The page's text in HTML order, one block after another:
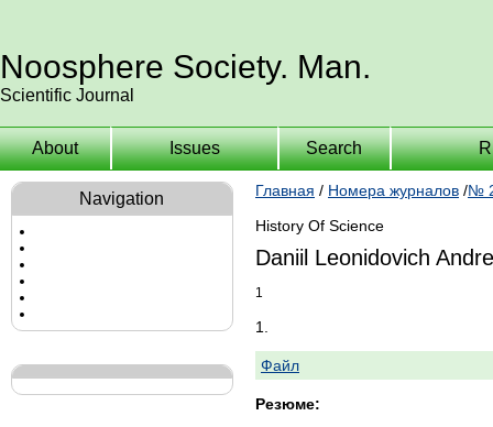
Noosphere Society. Man.
Scientific Journal
About Issues Search
Navigation Главная / Номера журналов /№
History Of Science
Daniil Leonidovich
1
1.
Файл
Резюме: